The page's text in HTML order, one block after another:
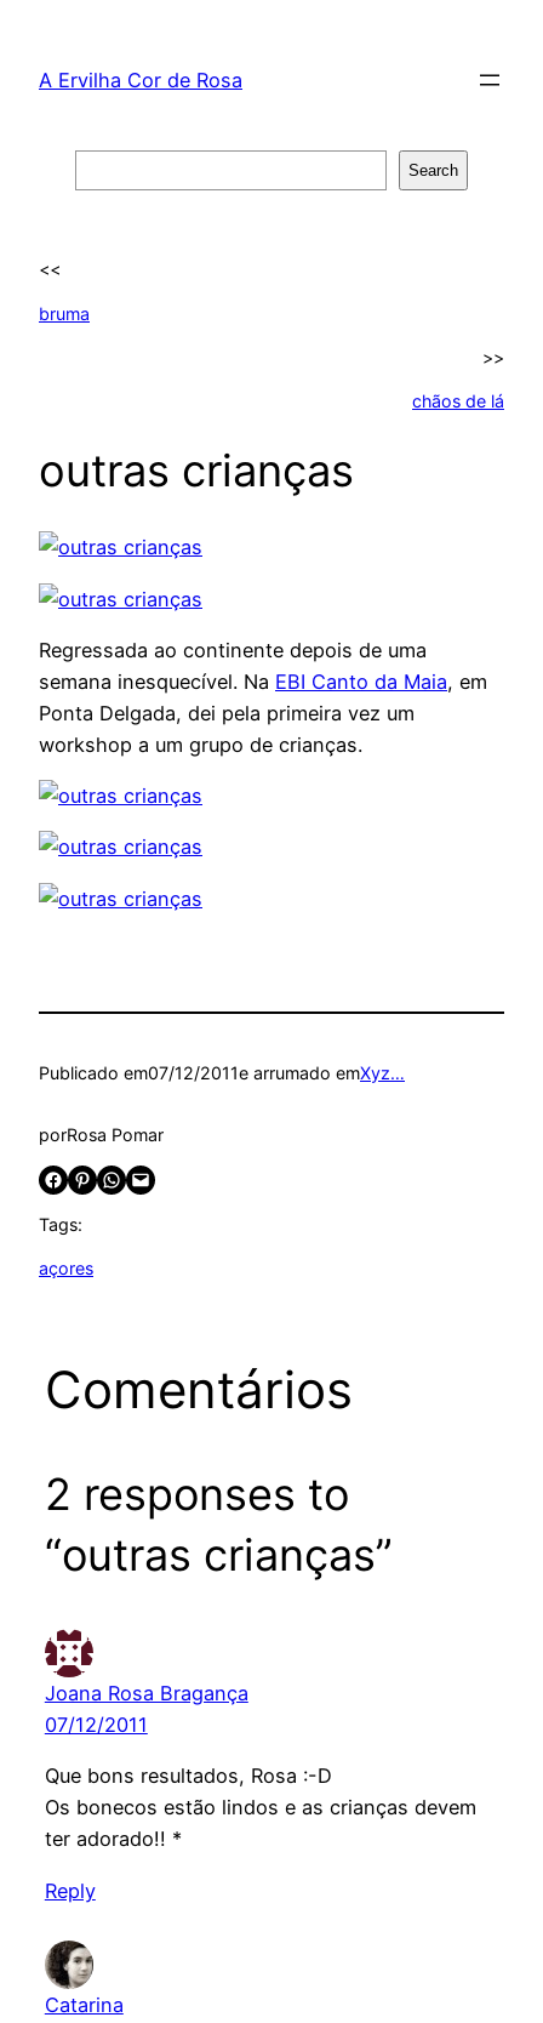
content
A Ervilha Cor de Rosa
Search
<<
bruma
>>
chãos de lá
outras crianças
Regressada ao continente depois de uma
semana inesquecível. Na EBI Canto da Maia, em
Ponta Delgada, dei pela primeira vez um
workshop a um grupo de crianças.
Publicado em07/12/2011e arrumado emXyz…
porRosa Pomar
Share on Facebook Share on Pinterest Share on WhatsApp Email this Page
Tags:
açores
Comentários
2 responses to
“outras crianças”
Joana Rosa Bragança
07/12/2011
Que bons resultados, Rosa :-D
Os bonecos estão lindos e as crianças devem
ter adorado!! *
Reply
Catarina